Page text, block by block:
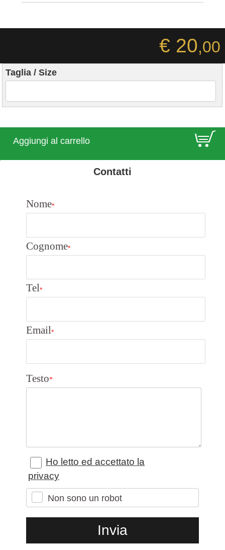
€ 20,00
Taglia / Size
Aggiungi al carrello E
Contatti
Nome*
Cognome*
Tel*
Email*
Testo*
Ho letto ed accettato la
privacy
Non sono un robot